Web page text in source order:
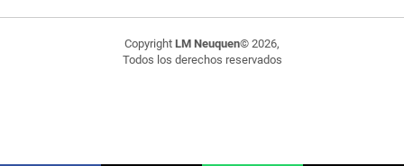
Copyright LM Neuquen© 2026,
Todos los derechos reservados